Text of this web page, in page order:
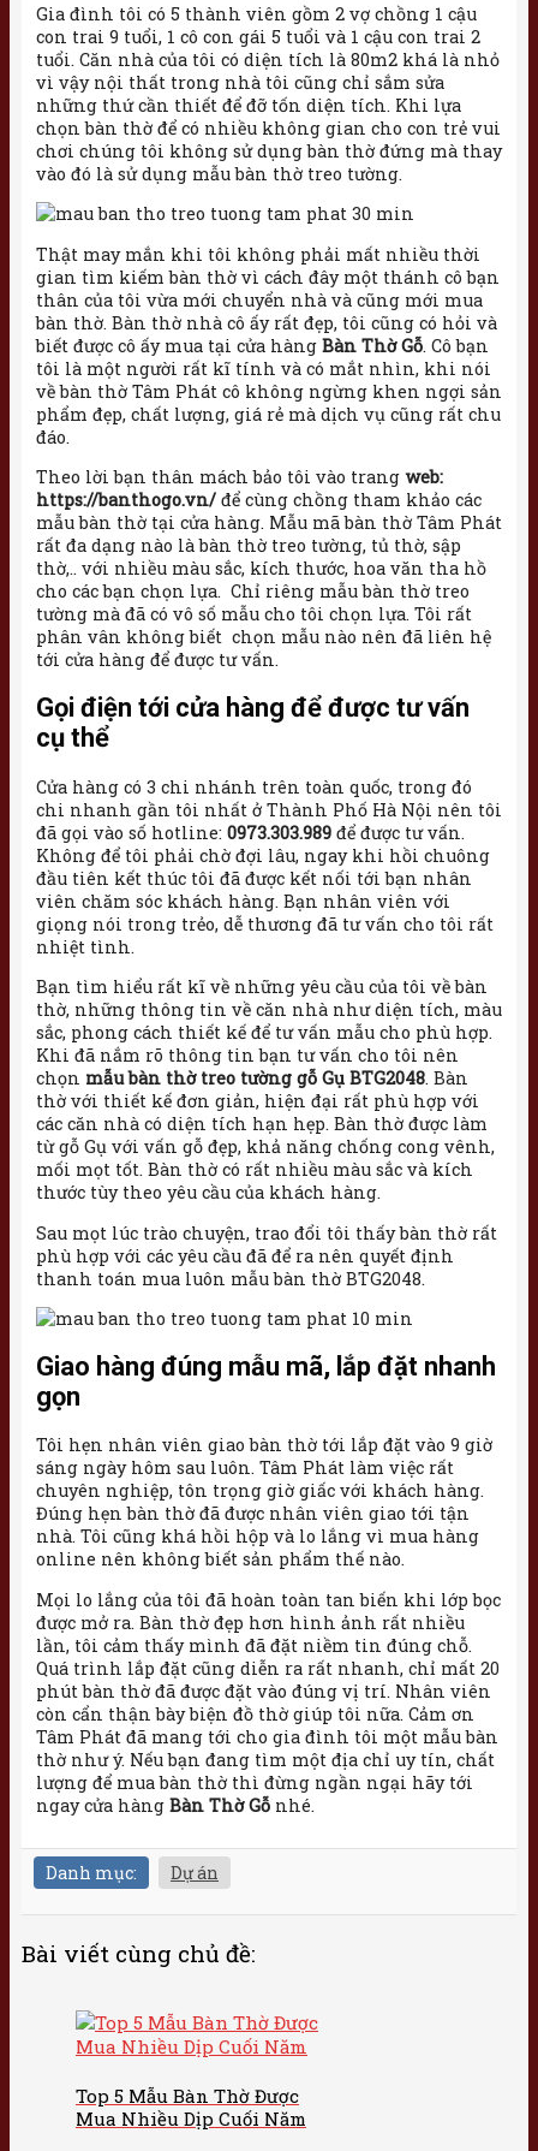
Gia đình tôi có 5 thành viên gồm 2 vợ chồng 1 cậu
con trai 9 tuổi, 1 cô con gái 5 tuổi và 1 cậu con trai 2
tuổi. Căn nhà của tôi có diện tích là 80m2 khá là nhỏ
vì vậy nội thất trong nhà tôi cũng chỉ sắm sửa
những thứ cần thiết để đỡ tốn diện tích. Khi lựa
chọn bàn thờ để có nhiều không gian cho con trẻ vui
chơi chúng tôi không sử dụng bàn thờ đứng mà thay
vào đó là sử dụng mẫu bàn thờ treo tường.
Thật may mắn khi tôi không phải mất nhiều thời
gian tìm kiếm bàn thờ vì cách đây một thánh cô bạn
thân của tôi vừa mới chuyển nhà và cũng mới mua
bàn thờ. Bàn thờ nhà cô ấy rất đẹp, tôi cũng có hỏi và
biết được cô ấy mua tại cửa hàng Bàn Thờ Gỗ. Cô bạn
tôi là một người rất kĩ tính và có mắt nhìn, khi nói
về bàn thờ Tâm Phát cô không ngừng khen ngợi sản
phẩm đẹp, chất lượng, giá rẻ mà dịch vụ cũng rất chu
đáo.
Theo lời bạn thân mách bảo tôi vào trang web:
https://banthogo.vn/ để cùng chồng tham khảo các
mẫu bàn thờ tại cửa hàng. Mẫu mã bàn thờ Tâm Phát
rất đa dạng nào là bàn thờ treo tường, tủ thờ, sập
thờ,.. với nhiều màu sắc, kích thước, hoa văn tha hồ
cho các bạn chọn lựa. Chỉ riêng mẫu bàn thờ treo
tường mà đã có vô số mẫu cho tôi chọn lựa. Tôi rất
phân vân không biết chọn mẫu nào nên đã liên hệ
tới cửa hàng để được tư vấn.
Gọi điện tới cửa hàng để được tư vấn
cụ thể
Cửa hàng có 3 chi nhánh trên toàn quốc, trong đó
chi nhanh gần tôi nhất ở Thành Phố Hà Nội nên tôi
đã gọi vào số hotline: 0973.303.989 để được tư vấn.
Không để tôi phải chờ đợi lâu, ngay khi hồi chuông
đầu tiên kết thúc tôi đã được kết nối tới bạn nhân
viên chăm sóc khách hàng. Bạn nhân viên với
giọng nói trong trẻo, dễ thương đã tư vấn cho tôi rất
nhiệt tình.
Bạn tìm hiểu rất kĩ về những yêu cầu của tôi về bàn
thờ, những thông tin về căn nhà như diện tích, màu
sắc, phong cách thiết kế để tư vấn mẫu cho phù hợp.
Khi đã nắm rõ thông tin bạn tư vấn cho tôi nên
chọn mẫu bàn thờ treo tường gỗ Gụ BTG2048. Bàn
thờ với thiết kế đơn giản, hiện đại rất phù hợp với
các căn nhà có diện tích hạn hẹp. Bàn thờ được làm
từ gỗ Gụ với vấn gỗ đẹp, khả năng chống cong vênh,
mối mọt tốt. Bàn thờ có rất nhiều màu sắc và kích
thước tùy theo yêu cầu của khách hàng.
Sau mọt lúc trào chuyện, trao đổi tôi thấy bàn thờ rất
phù hợp với các yêu cầu đã để ra nên quyết định
thanh toán mua luôn mẫu bàn thờ BTG2048.
Giao hàng đúng mẫu mã, lắp đặt nhanh
gọn
Tôi hẹn nhân viên giao bàn thờ tới lắp đặt vào 9 giờ
sáng ngày hôm sau luôn. Tâm Phát làm việc rất
chuyên nghiệp, tôn trọng giờ giấc với khách hàng.
Đúng hẹn bàn thờ đã được nhân viên giao tới tận
nhà. Tôi cũng khá hồi hộp và lo lắng vì mua hàng
online nên không biết sản phẩm thế nào.
Mọi lo lắng của tôi đã hoàn toàn tan biến khi lớp bọc
được mở ra. Bàn thờ đẹp hơn hình ảnh rất nhiều
lần, tôi cảm thấy mình đã đặt niềm tin đúng chỗ.
Quá trình lắp đặt cũng diễn ra rất nhanh, chỉ mất 20
phút bàn thờ đã được đặt vào đúng vị trí. Nhân viên
còn cẩn thận bày biện đồ thờ giúp tôi nữa. Cảm ơn
Tâm Phát đã mang tới cho gia đình tôi một mẫu bàn
thờ như ý. Nếu bạn đang tìm một địa chỉ uy tín, chất
lượng để mua bàn thờ thì đừng ngần ngại hãy tới
ngay cửa hàng Bàn Thờ Gỗ nhé.
Danh mục: Dự án
Bài viết cùng chủ đề:
Top 5 Mẫu Bàn Thờ Được
Mua Nhiều Dịp Cuối Năm